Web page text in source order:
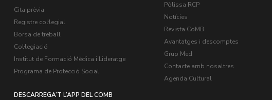
Cita prèvia
Registre col·legial
Borsa de treball
Col·legiació
Institut de Formació Mèdica i Lideratge
Programa de Protecció Social
DESCARREGA’T L’APP DEL COMB
Pòlissa RCP
Notícies
Revista CoMB
Avantatges i descomptes
Grup Med
Contacte amb nosaltres
Agenda Cultural